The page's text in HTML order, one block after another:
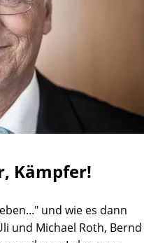
Kämpfer!
und wie es dann
und Michael Roth, Bernd